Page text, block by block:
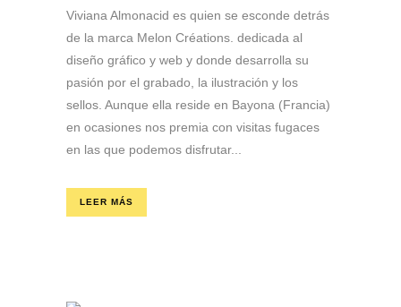
Viviana Almonacid es quien se esconde detrás
de la marca Melon Créations. dedicada al
diseño gráfico y web y donde desarrolla su
pasión por el grabado, la ilustración y los
sellos. Aunque ella reside en Bayona (Francia)
en ocasiones nos premia con visitas fugaces
en las que podemos disfrutar...
LEER MÁS